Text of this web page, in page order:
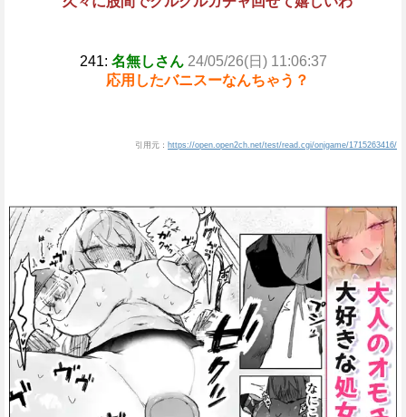
241: 名無しさん 24/05/26(日) 11:06:37
応用したバニスーなんちゃう？
引用元： https://open.open2ch.net/test/read.cgi/onjgame/1715263416/